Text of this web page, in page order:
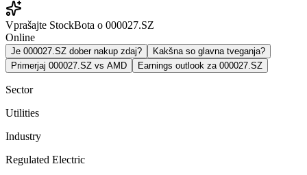
Vprašajte StockBota o 000027.SZ
Online
Je 000027.SZ dober nakup zdaj?
Kakšna so glavna tveganja?
Primerjaj 000027.SZ vs AMD
Earnings outlook za 000027.SZ
Sector
Utilities
Industry
Regulated Electric